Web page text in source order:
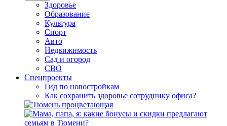
Здоровье
Образование
Культура
Спорт
Авто
Недвижимость
Сад и огород
СВО
Спецпроекты
Гид по новостройкам
Как сохранить здоровье сотруднику офиса?